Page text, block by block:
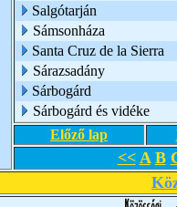
Salgótarján
Sámsonháza
Santa Cruz de la Sierra
Sárazsadány
Sárbogárd
Sárbogárd és vidéke
Előző lap
<< A B